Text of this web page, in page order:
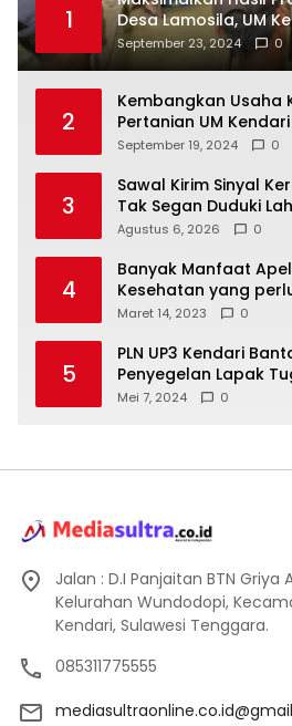
1
Desa Lamosila, UM
Bantuan Alat
September 23, 2024 0
2
Kembangkan Usaha
Pertanian UM
Laboratorium
September 19, 2024 0
3
Sawal Kirim Sinyal
Tak Segan Duduki
Puuwatu
Agustus 6, 2026 0
4
Banyak Manfaat
Kesehatan yang
Maret 14, 2023 0
5
PLN UP3 Kendari
Penyegelan Lapak
Mei 7, 2024 0
Jalan : D.I Panjaitan BTN Griya
Kelurahan Wundodopi,
Kendari, Sulawesi Tenggara.
085311775555